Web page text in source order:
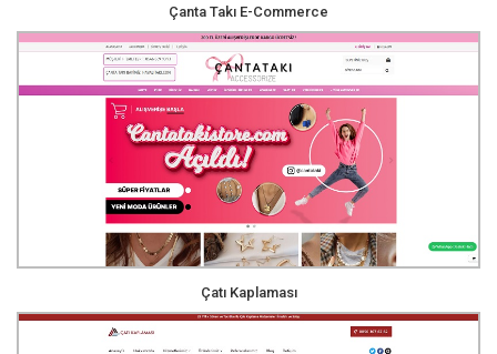
Çanta Takı E-Commerce
Çatı Kaplaması